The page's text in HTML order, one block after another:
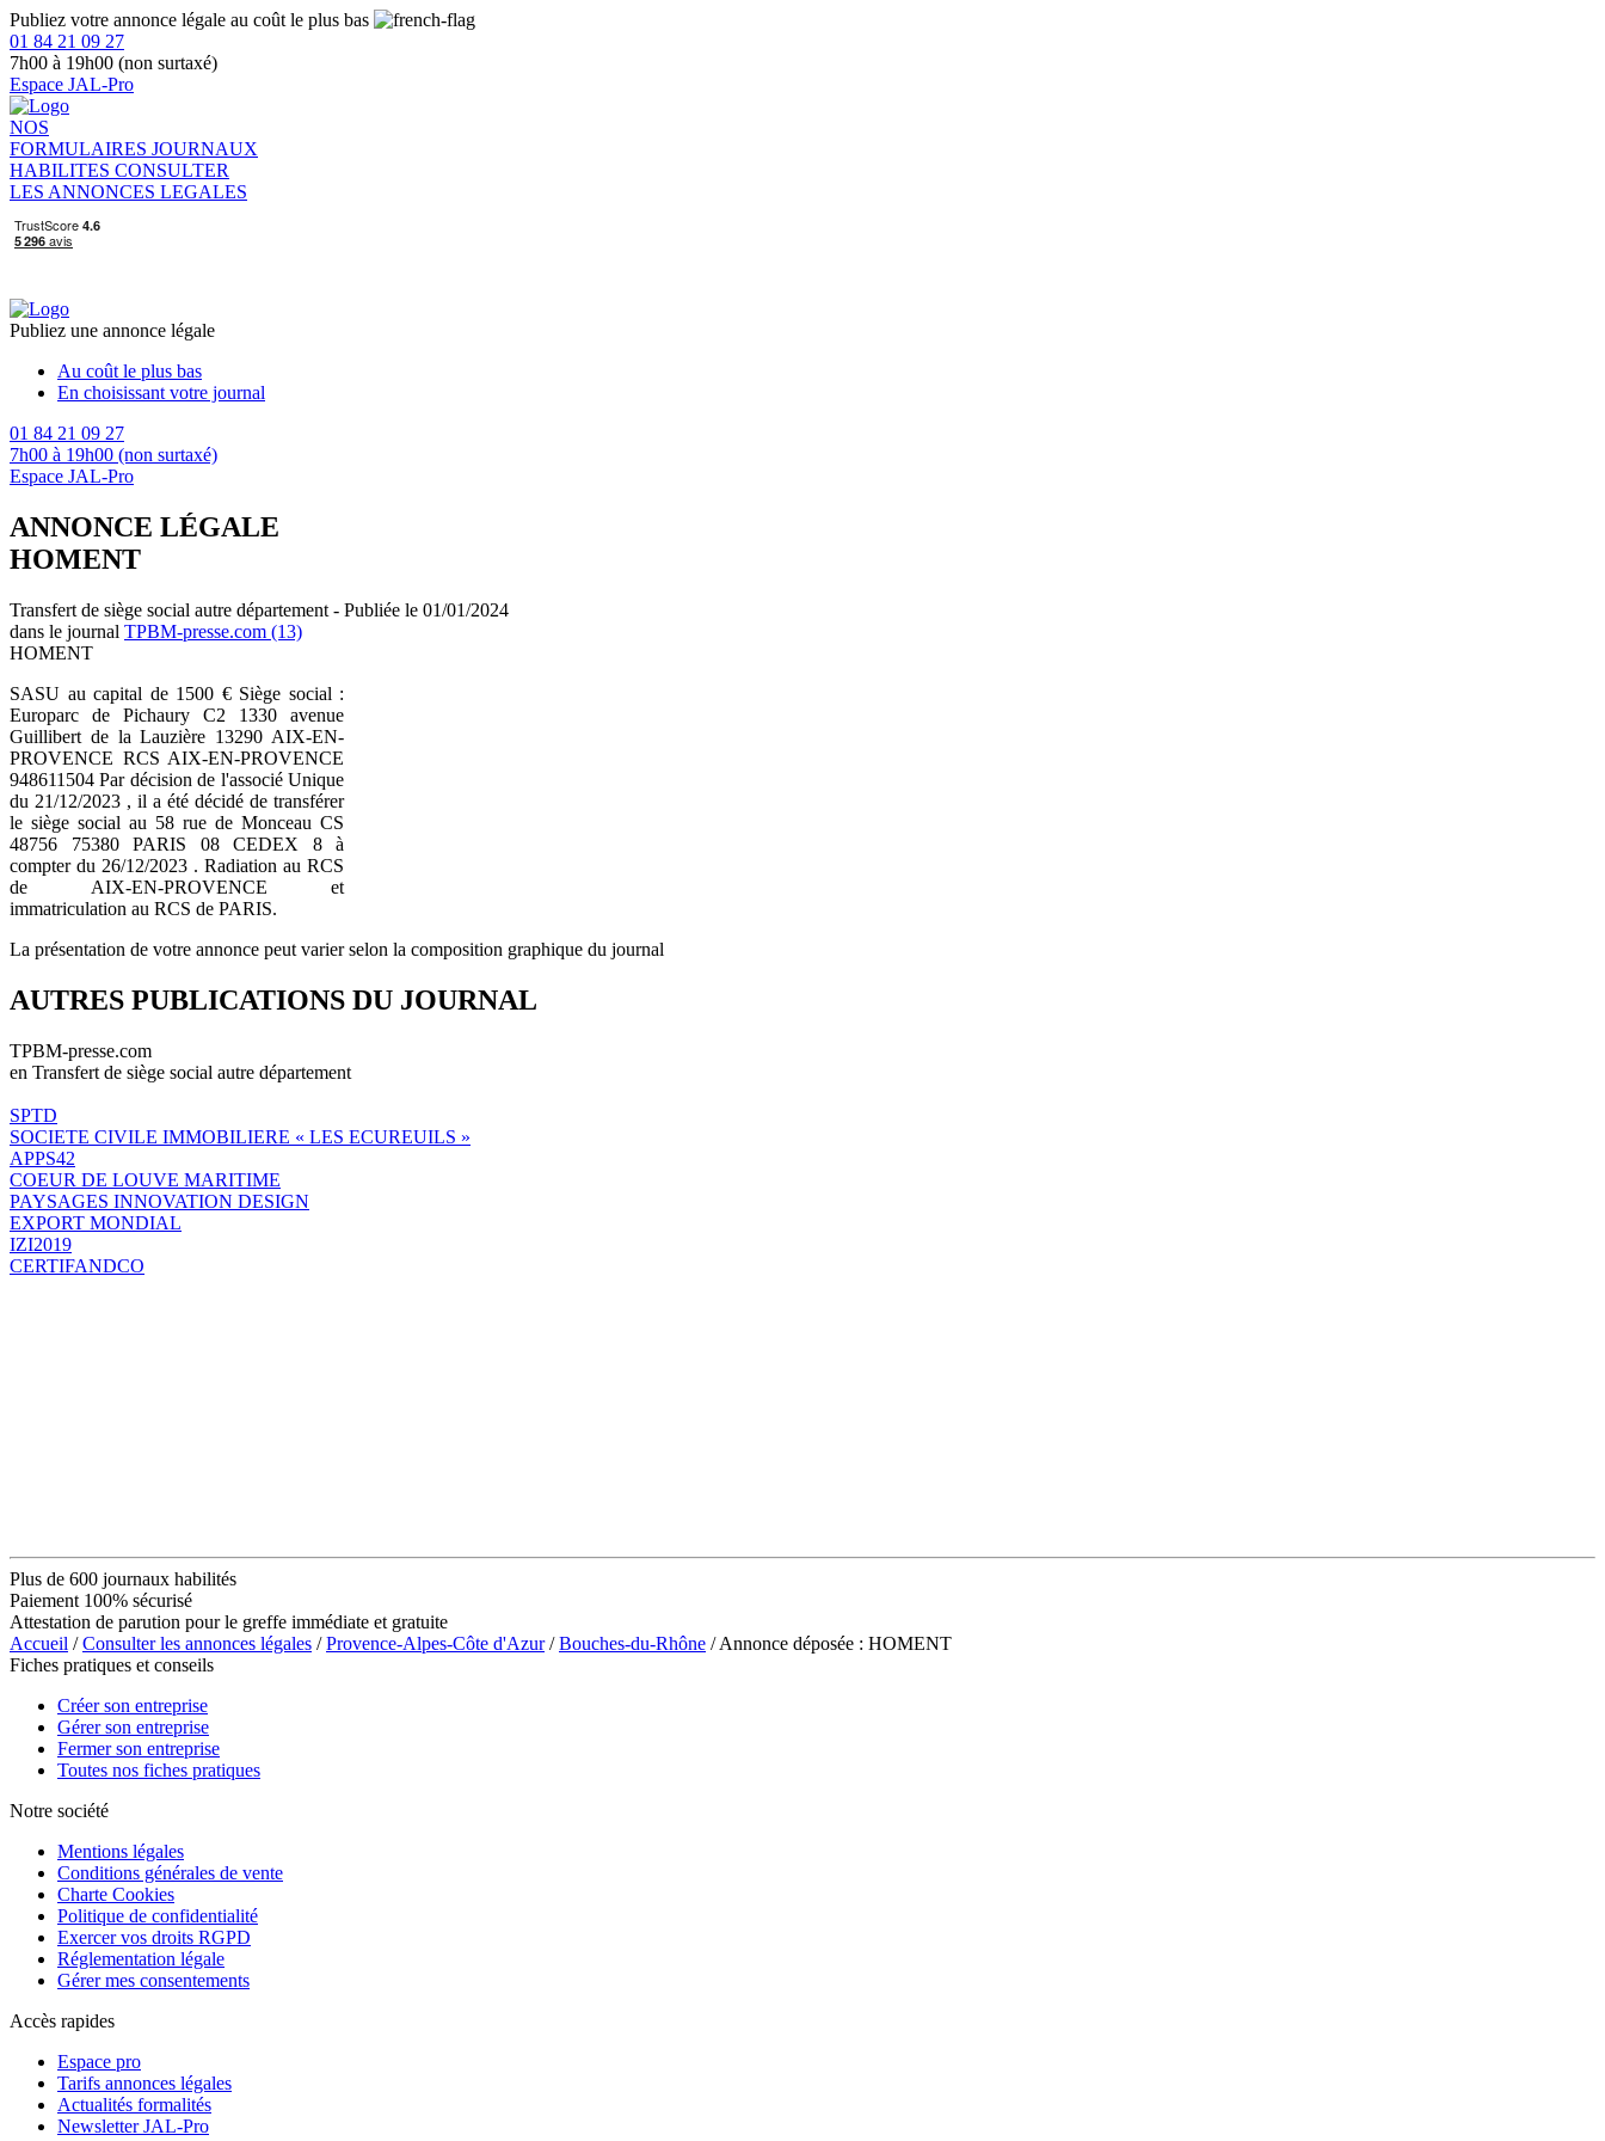
Publiez votre annonce légale au coût le plus bas
01 84 21 09 27
7h00 à 19h00 (non surtaxé)
Espace JAL-Pro
NOS
FORMULAIRES JOURNAUX
HABILITES CONSULTER
LES ANNONCES LEGALES
Publiez une annonce légale
Au coût le plus bas
En choisissant votre journal
01 84 21 09 27
7h00 à 19h00 (non surtaxé)
Espace JAL-Pro
ANNONCE LÉGALE
HOMENT
Transfert de siège social autre département - Publiée le 01/01/2024
dans le journal TPBM-presse.com (13)
HOMENT
SASU au capital de 1500 € Siège social :
Europarc de Pichaury C2 1330 avenue
Guillibert de la Lauzière 13290 AIX-EN-
PROVENCE RCS AIX-EN-PROVENCE
948611504 Par décision de l'associé Unique
du 21/12/2023 , il a été décidé de transférer
le siège social au 58 rue de Monceau CS
48756 75380 PARIS 08 CEDEX 8 à
compter du 26/12/2023 . Radiation au RCS
de AIX-EN-PROVENCE et
immatriculation au RCS de PARIS.
La présentation de votre annonce peut varier selon la composition graphique du journal
AUTRES PUBLICATIONS DU JOURNAL
TPBM-presse.com
en Transfert de siège social autre département
SPTD
SOCIETE CIVILE IMMOBILIERE « LES ECUREUILS »
APPS42
COEUR DE LOUVE MARITIME
PAYSAGES INNOVATION DESIGN
EXPORT MONDIAL
IZI2019
CERTIFANDCO
Plus de 600 journaux habilités
Paiement 100% sécurisé
Attestation de parution pour le greffe immédiate et gratuite
Accueil /Consulter les annonces légales /Provence-Alpes-Côte d'Azur/Bouches-du-Rhône / Annonce déposée : HOMENT
Fiches pratiques et conseils
Créer son entreprise
Gérer son entreprise
Fermer son entreprise
Toutes nos fiches pratiques
Notre société
Mentions légales
Conditions générales de vente
Charte Cookies
Politique de confidentialité
Exercer vos droits RGPD
Réglementation légale
Gérer mes consentements
Accès rapides
Espace pro
Tarifs annonces légales
Actualités formalités
Newsletter JAL-Pro